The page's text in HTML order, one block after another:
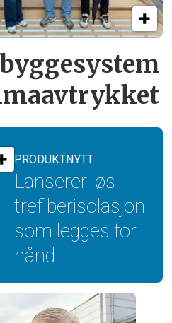
PRODUKTNYTT
Lanserer løs
trefiber­isolasjon
som legges for
hånd